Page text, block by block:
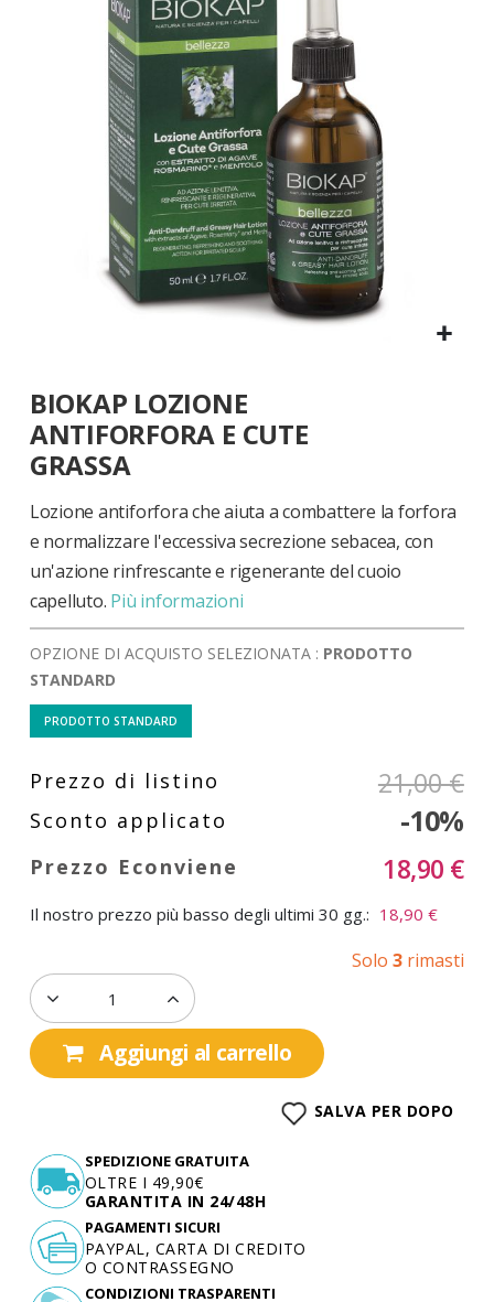
all'inizio
della
galleria
di
BIOKAP LOZIONE
ANTIFORFORA E CUTE
GRASSA
Lozione antiforfora che aiuta a combattere la forfora
e normalizzare l'eccessiva secrezione sebacea, con
un'azione rinfrescante e rigenerante del cuoio
capelluto. Più informazioni
OPZIONE DI ACQUISTO SELEZIONATA : PRODOTTO
STANDARD
PRODOTTO STANDARD
21,00 €
-10%
18,90 €
Il nostro prezzo più basso degli ultimi 30 gg.: 18,90 €
Solo3 rimasti
Aggiungi al carrello
SALVA PER DOPO
SPEDIZIONE GRATUITA
OLTRE I 49,90€
GARANTITA IN 24/48H
PAGAMENTI SICURI
PAYPAL, CARTA DI CREDITO
O CONTRASSEGNO
CONDIZIONI TRASPARENTI